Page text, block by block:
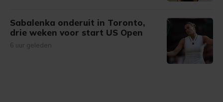
Sabalenka onderuit in Toronto,
drie weken voor start US Open
6 uur geleden